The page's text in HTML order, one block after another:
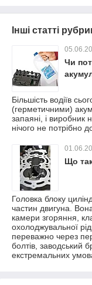
Інші статті
Чи
Більшість водіїв
(герметичними)
запаяні, і виробник
нічого не потрібно
Що
Головка блоку
частин двигуна.
камери згоряння,
охолоджувальної
переважно через
болтів, заводський
екстремальних